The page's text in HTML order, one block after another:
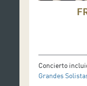
Concierto
Grandes